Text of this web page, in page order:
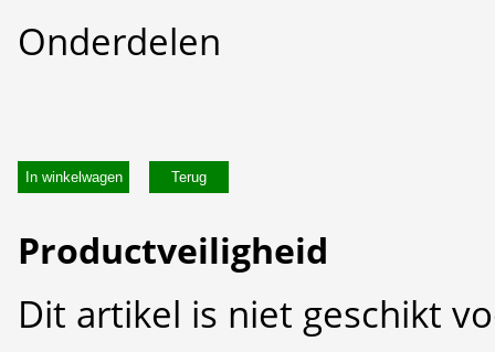
Onderdelen
In winkelwagen
Productveiligheid
Dit artikel is niet geschikt